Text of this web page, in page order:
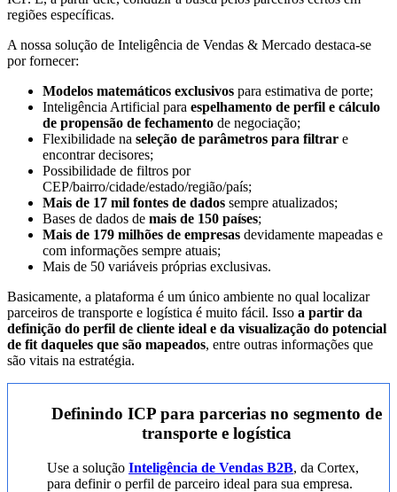
regiões específicas.
A nossa solução de Inteligência de Vendas & Mercado destaca-se
por fornecer:
Modelos matemáticos exclusivos para estimativa de porte;
Inteligência Artificial para espelhamento de perfil e cálculo
de propensão de fechamento de negociação;
Flexibilidade na seleção de parâmetros para filtrar e
encontrar decisores;
Possibilidade de filtros por
CEP/bairro/cidade/estado/região/país;
Mais de 17 mil fontes de dados sempre atualizados;
Bases de dados de mais de 150 países;
Mais de 179 milhões de empresas devidamente mapeadas e
com informações sempre atuais;
Mais de 50 variáveis próprias exclusivas.
Basicamente, a plataforma é um único ambiente no qual localizar
parceiros de transporte e logística é muito fácil. Isso a partir da
definição do perfil de cliente ideal e da visualização do potencial
de fit daqueles que são mapeados, entre outras informações que
são vitais na estratégia.
Definindo ICP para parcerias no segmento de
transporte e logística
Use a solução Inteligência de Vendas B2B, da Cortex,
para definir o perfil de parceiro ideal para sua empresa.